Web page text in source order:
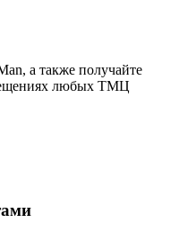
а также получайте
любых ТМЦ